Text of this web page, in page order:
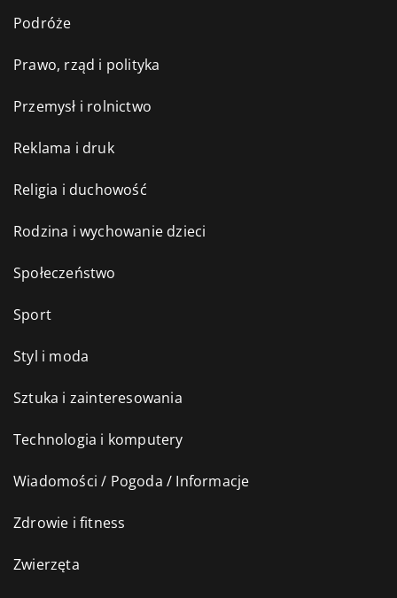
Podróże
Prawo, rząd i polityka
Przemysł i rolnictwo
Reklama i druk
Religia i duchowość
Rodzina i wychowanie dzieci
Społeczeństwo
Sport
Styl i moda
Sztuka i zainteresowania
Technologia i komputery
Wiadomości / Pogoda / Informacje
Zdrowie i fitness
Zwierzęta